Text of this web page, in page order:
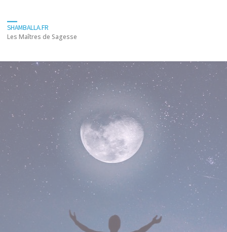
SHAMBALLA.FR
Les Maîtres de Sagesse